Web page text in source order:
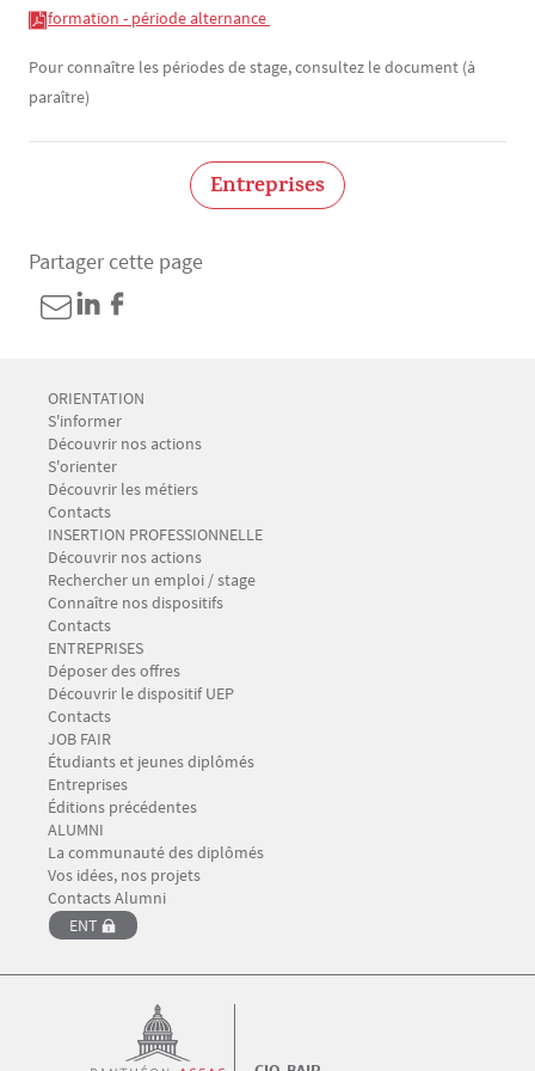
formation - période alternance
Pour connaître les périodes de stage, consultez le document (à
paraître)
Entreprises
Partager cette page
Menu Footer CIO-BAIP 1
ORIENTATION
S'informer
Découvrir nos actions
S'orienter
Découvrir les métiers
Contacts
Menu Footer CIO-BAIP 2
INSERTION PROFESSIONNELLE
Découvrir nos actions
Rechercher un emploi / stage
Connaître nos dispositifs
Contacts
Menu Footer CIO-BAIP 3
ENTREPRISES
Déposer des offres
Découvrir le dispositif UEP
Contacts
Menu Footer CIO-BAIP 4
JOB FAIR
Étudiants et jeunes diplômés
Entreprises
Éditions précédentes
Menu Footer CIO-BAIP 5
ALUMNI
La communauté des diplômés
Vos idées, nos projets
Contacts Alumni
ENT